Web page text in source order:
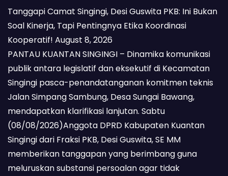
Tanggapi Camat Singingi, Desi Guswita PKB: Ini Bukan
Soal Kinerja, Tapi Pentingnya Etika Koordinasi
Kooperatif! August 8, 2026
PANTAU KUANTAN SINGINGI – Dinamika komunikasi
publik antara legislatif dan eksekutif di Kecamatan
Singingi pasca-penandatanganan komitmen teknis
Jalan Simpang Sambung, Desa Sungai Bawang,
mendapatkan klarifikasi lanjutan. Sabtu
(08/08/2026)Anggota DPRD Kabupaten Kuantan
Singingi dari Fraksi PKB, Desi Guswita, SE MM
memberikan tanggapan yang berimbang guna
meluruskan substansi persoalan agar tidak